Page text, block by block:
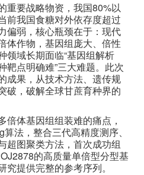
重要战略物资，我国80%以
前我国食糖对外依存度超过
偏弱，核心瓶颈在于：现代
体作物，基因组庞大、倍性
领域长期面临“基因组解析
靶点明确难”三大难题。此次
成果，从技术方法、遗传规
破，破解全球甘蔗育种界的
倍体基因组组装难的痛点，
法，整合三代高精度测序、
超图聚类方法，首次成功组
的高质量单倍型分型基
提供完整的参考序列。